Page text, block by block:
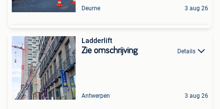
Deurne 3 aug 26
Ladderlift
Zie omschrijving Details
Antwerpen 3 aug 26